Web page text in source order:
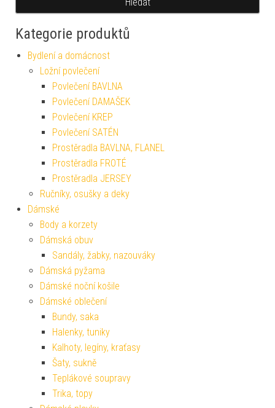
Kategorie produktů
Bydlení a domácnost
Ložní povlečení
Povlečení BAVLNA
Povlečení DAMAŠEK
Povlečení KREP
Povlečení SATÉN
Prostěradla BAVLNA, FLANEL
Prostěradla FROTÉ
Prostěradla JERSEY
Ručníky, osušky a deky
Dámské
Body a korzety
Dámská obuv
Sandály, žabky, nazouváky
Dámská pyžama
Dámské noční košile
Dámské oblečení
Bundy, saka
Halenky, tuniky
Kalhoty, legíny, kraťasy
Šaty, sukně
Teplákové soupravy
Trika, topy